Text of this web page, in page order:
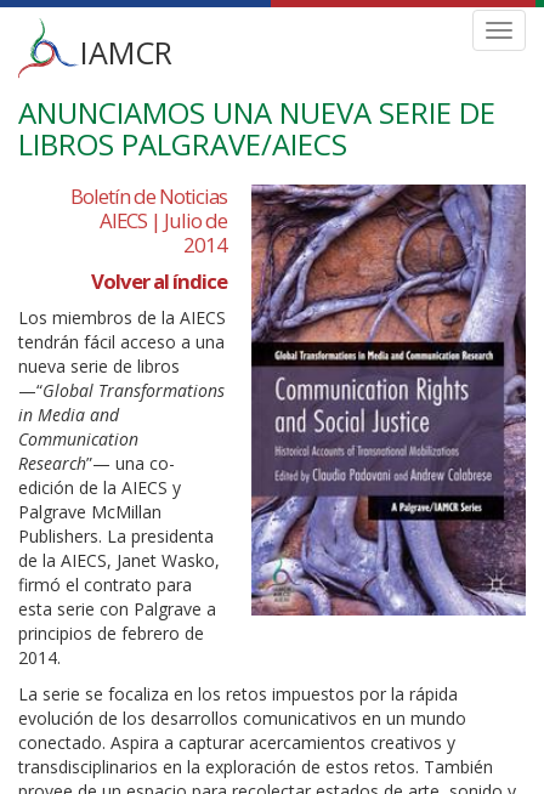
Skip
main
Main
menu
IAMCR
ANUNCIAMOS UNA NUEVA SERIE DE
LIBROS PALGRAVE/AIECS
Boletín de Noticias
AIECS | Julio de
2014
Volver al índice
Los miembros de la AIECS
tendrán fácil acceso a una
nueva serie de libros
—“Global Transformations
in Media and
Communication
Research”— una co-
edición de la AIECS y
Palgrave McMillan
Publishers. La presidenta
de la AIECS, Janet Wasko,
firmó el contrato para
esta serie con Palgrave a
principios de febrero de
2014.
La serie se focaliza en los retos impuestos por la rápida
evolución de los desarrollos comunicativos en un mundo
conectado. Aspira a capturar acercamientos creativos y
transdisciplinarios en la exploración de estos retos. También